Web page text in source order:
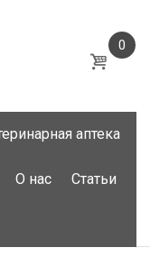
0
аптека
О нас Статьи